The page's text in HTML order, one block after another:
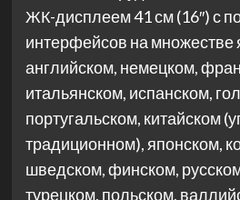
ЖК-дисплеем 41 см (16″) с
интерфейсов на множестве
английском, немецком,
итальянском, испанском,
португальском, китайском
традиционном), японском,
шведском, финском,
турецком, польском,